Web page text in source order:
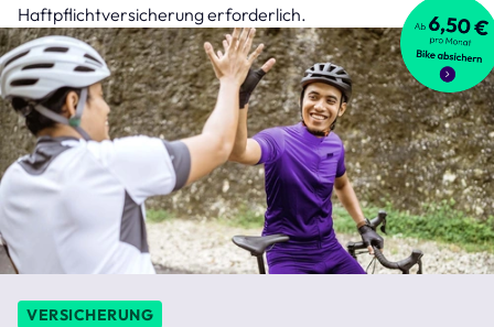
Haftpflichtversicherung erforderlich.
VERSICHERUNG